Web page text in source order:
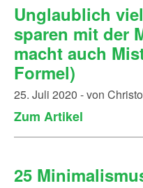
Unglaublich
sparen mit der
macht auch
Formel)
25. Juli 2020 - von
Zum Artikel
25